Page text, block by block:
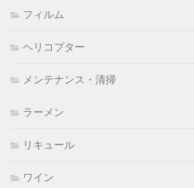
フィルム
ヘリコプター
メンテナンス・清掃
ラーメン
リキュール
ワイン